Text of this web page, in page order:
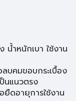
น้ำหนักเบา ใช้งาน
ลบคมขอบกระเบื้อง
ป็นแนวตรง
ยืดอายุการใช้งาน